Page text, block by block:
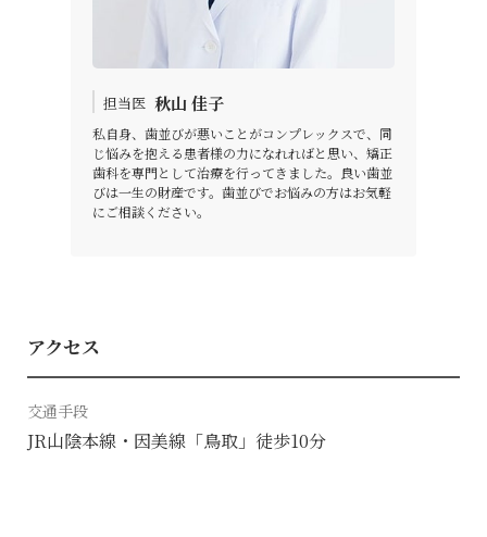
担当医 秋山 佳子
私自身、歯並びが悪いことがコンプレックスで、同
じ悩みを抱える患者様の力になれればと思い、矯正
歯科を専門として治療を行ってきました。良い歯並
びは一生の財産です。歯並びでお悩みの方はお気軽
にご相談ください。
アクセス
交通手段
JR山陰本線・因美線「鳥取」徒歩10分